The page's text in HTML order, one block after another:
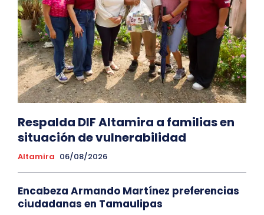
Respalda DIF Altamira a familias en
situación de vulnerabilidad
Altamira 06/08/2026
Encabeza Armando Martínez preferencias
ciudadanas en Tamaulipas